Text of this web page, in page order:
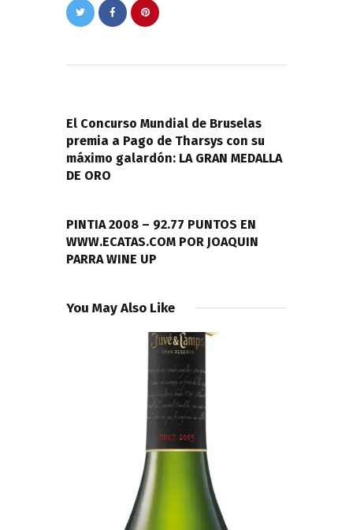
entradas
El Concurso Mundial de Bruselas
premia a Pago de Tharsys con su
máximo galardón: LA GRAN MEDALLA
DE ORO
PINTIA 2008 – 92.77 PUNTOS EN
WWW.ECATAS.COM POR JOAQUIN
PARRA WINE UP
You May Also Like